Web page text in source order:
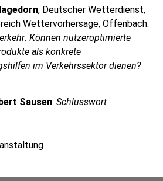
, Deutscher Wetterdienst,
Wettervorhersage, Offenbach:
Können nutzeroptimierte
als konkrete
im Verkehrssektor dienen?
Sausen: Schlusswort